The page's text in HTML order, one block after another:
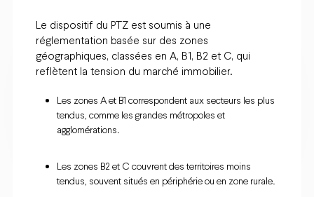
Le dispositif du PTZ est soumis à une
réglementation basée sur des zones
géographiques, classées en A, B1, B2 et C, qui
reflètent la tension du marché immobilier.
Les zones A et B1 correspondent aux secteurs les plus
tendus, comme les grandes métropoles et
agglomérations.
Les zones B2 et C couvrent des territoires moins
tendus, souvent situés en périphérie ou en zone rurale.